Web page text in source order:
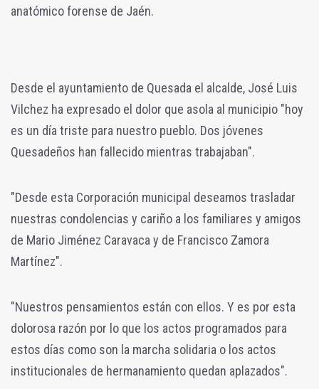
anatómico forense de Jaén.
Desde el ayuntamiento de Quesada el alcalde, José Luis
Vilchez ha expresado el dolor que asola al municipio "hoy
es un día triste para nuestro pueblo. Dos jóvenes
Quesadeños han fallecido mientras trabajaban".
"Desde esta Corporación municipal deseamos trasladar
nuestras condolencias y cariño a los familiares y amigos
de Mario Jiménez Caravaca y de Francisco Zamora
Martínez".
"Nuestros pensamientos están con ellos. Y es por esta
dolorosa razón por lo que los actos programados para
estos días como son la marcha solidaria o los actos
institucionales de hermanamiento quedan aplazados".